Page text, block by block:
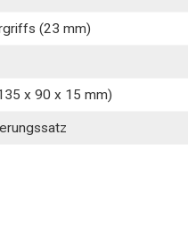
(23 mm)
x 90 x 15 mm)